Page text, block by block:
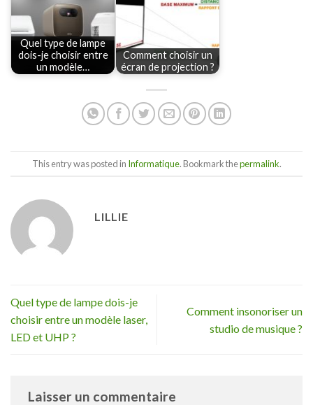
Quel type de lampe
dois-je choisir entre
un modèle…
Comment choisir un
écran de projection ?
This entry was posted in Informatique. Bookmark thepermalink.
LILLIE
Quel type de lampe dois-je
choisir entre un modèle laser,
LED et UHP ?
Comment insonoriser un
studio de musique ?
Laisser un commentaire